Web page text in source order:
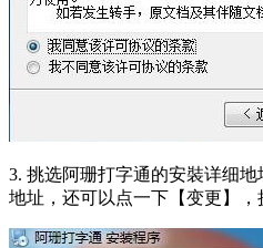
3. 挑选阿珊打字通的安裝详细
地址，还可以点一下【变更】，